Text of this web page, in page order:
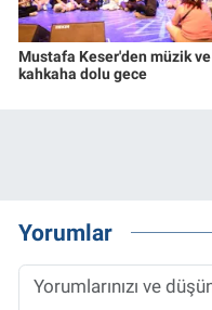
Mustafa Keser'den müzik ve
kahkaha dolu gece
Yorumlar